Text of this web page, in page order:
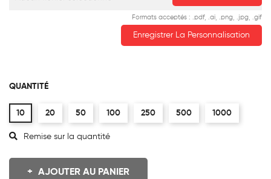
Formats acceptés : .pdf, .ai, .png, .jpg, .gif
Enregistrer La Personnalisation
QUANTITÉ
10 20 50 100 250 500 1000
Remise sur la quantité
AJOUTER AU PANIER